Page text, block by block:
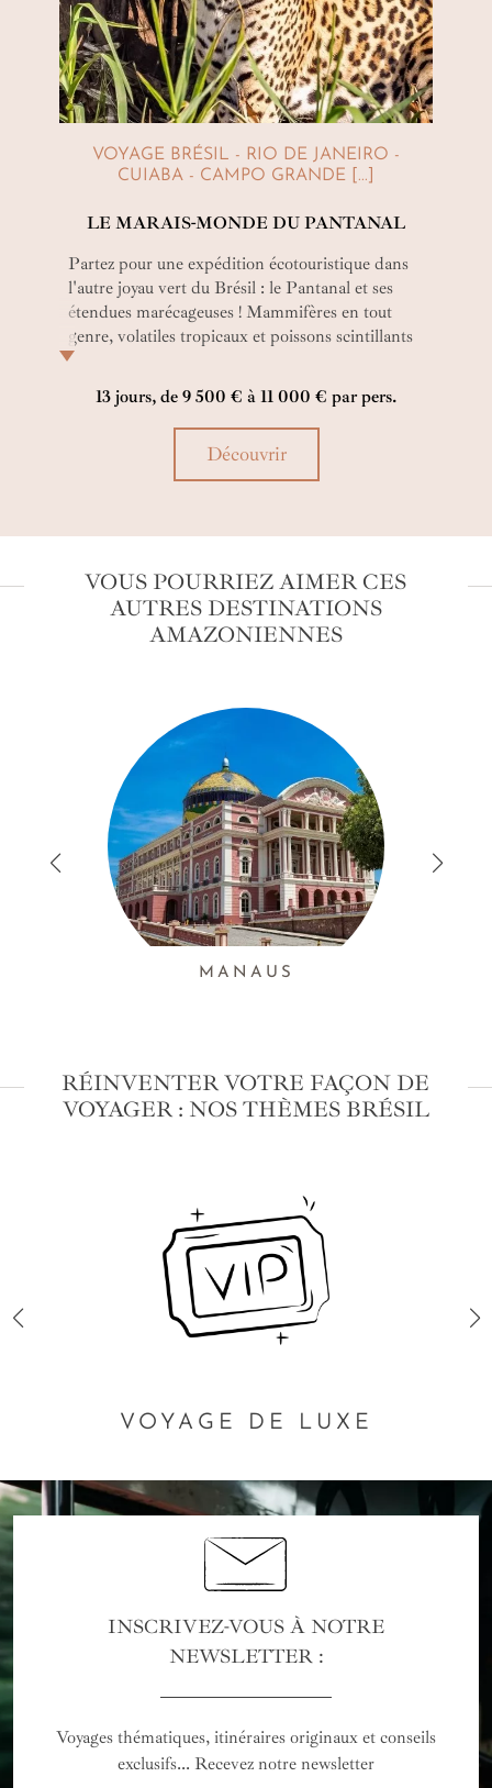
VOYAGE BRÉSIL - RIO DE JANEIRO -
CUIABA - CAMPO GRANDE [...]
LE MARAIS-MONDE DU PANTANAL
Partez pour une expédition écotouristique dans
l'autre joyau vert du Brésil : le Pantanal et ses
étendues marécageuses ! Mammifères en tout
genre, volatiles tropicaux et poissons scintillants
mènent la danse dans la plus belle réserve
animalière du pays, magnifiée d’immenses lacs,
lagunes et rivières.
13 jours, de 9 500 € à 11 000 € par pers.
Découvrir
VOUS POURRIEZ AIMER CES
AUTRES DESTINATIONS
AMAZONIENNES
MANAUS
RÉINVENTER VOTRE FAÇON DE
VOYAGER : NOS THÈMES BRÉSIL
VOYAGE DE LUXE
INSCRIVEZ-VOUS À NOTRE
NEWSLETTER :
Voyages thématiques, itinéraires originaux et conseils
exclusifs... Recevez notre newsletter